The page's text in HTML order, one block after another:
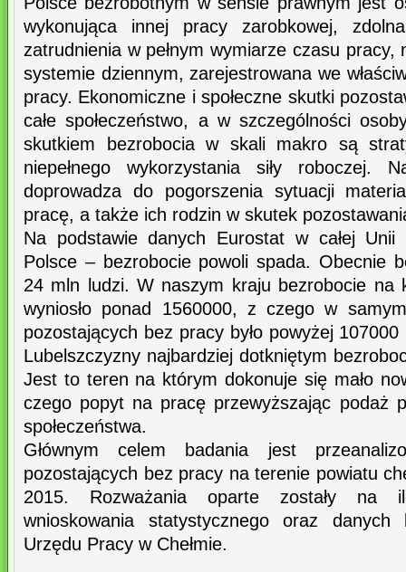
wykonująca innej pracy zarobkowej,
zatrudnienia w pełnym wymiarze czasu
systemie dziennym, zarejestrowana we
pracy. Ekonomiczne i społeczne skutki
całe społeczeństwo, a w szczególności
skutkiem bezrobocia w skali makro są
niepełnego wykorzystania siły roboczej.
doprowadza do pogorszenia sytuacji
pracę, a także ich rodzin w skutek
Na podstawie danych Eurostat w całej
Polsce – bezrobocie powoli spada. Obecnie
24 mln ludzi. W naszym kraju bezrobocie na
wyniosło ponad 1560000, z czego w
pozostających bez pracy było powyżej
Lubelszczyzny najbardziej dotkniętym
Jest to teren na którym dokonuje się mało
czego popyt na pracę przewyższając podaż
społeczeństwa.
Głównym celem badania jest
pozostających bez pracy na terenie powiatu
2015. Rozważania oparte zostały na
wnioskowania statystycznego oraz danych
Urzędu Pracy w Chełmie.